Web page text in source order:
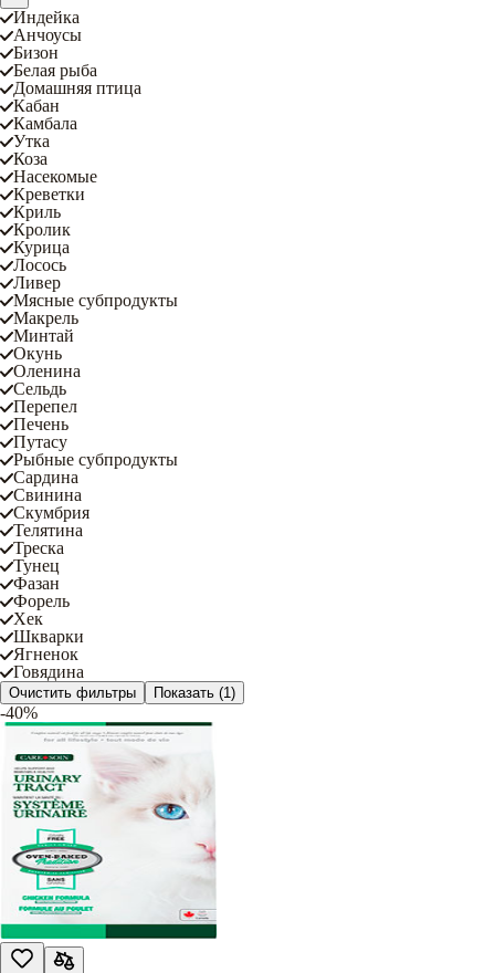
Индейка
Анчоусы
Бизон
Белая рыба
Домашняя птица
Кабан
Камбала
Утка
Коза
Насекомые
Креветки
Криль
Кролик
Курица
Лосось
Ливер
Мясные субпродукты
Макрель
Минтай
Окунь
Оленина
Сельдь
Перепел
Печень
Путасу
Рыбные субпродукты
Сардина
Свинина
Скумбрия
Телятина
Треска
Тунец
Фазан
Форель
Хек
Шкварки
Ягненок
Говядина
Очистить фильтры Показать (1)
-40%